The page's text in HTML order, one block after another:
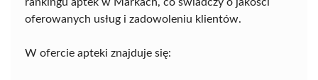
oferowanych usług i zadowoleniu klientów.
W ofercie apteki znajduje się: